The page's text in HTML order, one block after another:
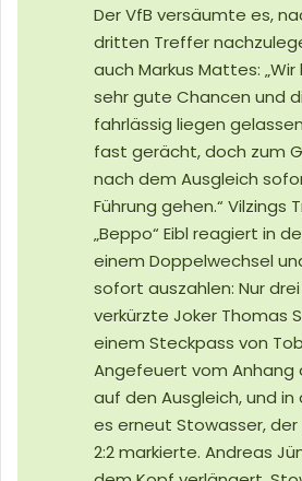
Der VfB versäumte es,
dritten Treffer
auch Markus Mattes:
sehr gute Chancen und
fahrlässig liegen
fast gerächt, doch zum
nach dem Ausgleich
Führung gehen.“ Vilzings
„Beppo“ Eibl reagiert in
einem Doppelwechsel
sofort auszahlen: Nur
verkürzte Joker Thomas
einem Steckpass von
Angefeuert vom Anhang
auf den Ausgleich, und in
es erneut Stowasser,
2:2 markierte. Andreas